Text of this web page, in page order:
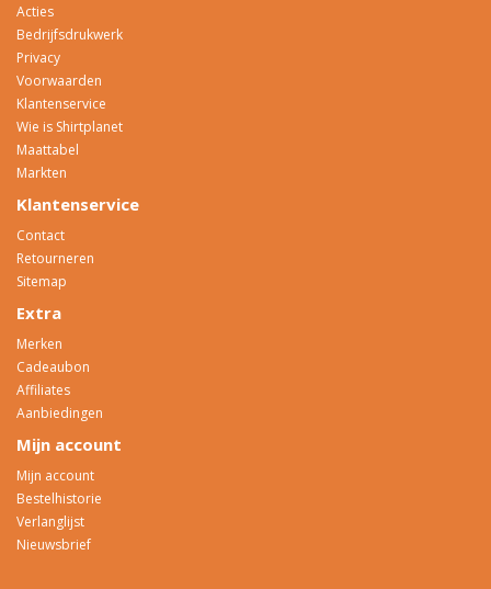
Acties
Bedrijfsdrukwerk
Privacy
Voorwaarden
Klantenservice
Wie is Shirtplanet
Maattabel
Markten
Klantenservice
Contact
Retourneren
Sitemap
Extra
Merken
Cadeaubon
Affiliates
Aanbiedingen
Mijn account
Mijn account
Bestelhistorie
Verlanglijst
Nieuwsbrief